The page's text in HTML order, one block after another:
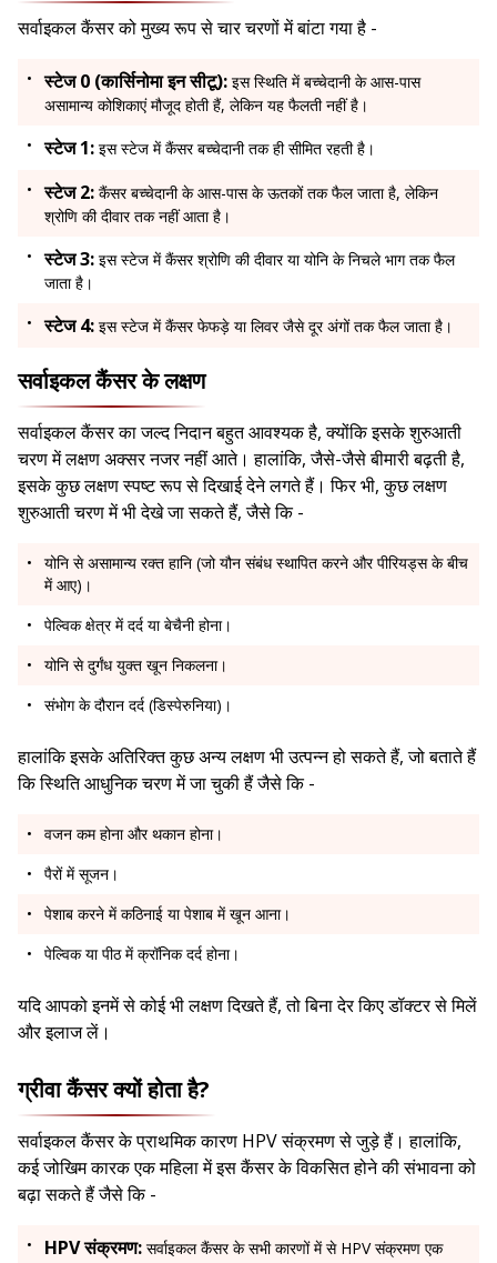
सर्वाइकल कैंसर को मुख्य रूप से चार चरणों में बांटा गया है -
स्टेज 0 (कार्सिनोमा इन सीटू): इस स्थिति में बच्चेदानी के आस-पास
असामान्य कोशिकाएं मौजूद होती हैं, लेकिन यह फैलती नहीं है।
स्टेज 1: इस स्टेज में कैंसर बच्चेदानी तक ही सीमित रहती है।
स्टेज 2: कैंसर बच्चेदानी के आस-पास के ऊतकों तक फैल जाता है, लेकिन
श्रोणि की दीवार तक नहीं आता है।
स्टेज 3: इस स्टेज में कैंसर श्रोणि की दीवार या योनि के निचले भाग तक फैल
जाता है।
स्टेज 4: इस स्टेज में कैंसर फेफड़े या लिवर जैसे दूर अंगों तक फैल जाता है।
सर्वाइकल कैंसर के लक्षण
सर्वाइकल कैंसर का जल्द निदान बहुत आवश्यक है, क्योंकि इसके शुरुआती
चरण में लक्षण अक्सर नजर नहीं आते। हालांकि, जैसे-जैसे बीमारी बढ़ती है,
इसके कुछ लक्षण स्पष्ट रूप से दिखाई देने लगते हैं। फिर भी, कुछ लक्षण
शुरुआती चरण में भी देखे जा सकते हैं, जैसे कि -
योनि से असामान्य रक्त हानि (जो यौन संबंध स्थापित करने और पीरियड्स के बीच
में आए)।
पेल्विक क्षेत्र में दर्द या बेचैनी होना।
योनि से दुर्गंध युक्त खून निकलना।
संभोग के दौरान दर्द (डिस्पेरुनिया)।
हालांकि इसके अतिरिक्त कुछ अन्य लक्षण भी उत्पन्न हो सकते हैं, जो बताते हैं
कि स्थिति आधुनिक चरण में जा चुकी हैं जैसे कि -
वजन कम होना और थकान होना।
पैरों में सूजन।
पेशाब करने में कठिनाई या पेशाब में खून आना।
पेल्विक या पीठ में क्रॉनिक दर्द होना।
यदि आपको इनमें से कोई भी लक्षण दिखते हैं, तो बिना देर किए डॉक्टर से मिलें
और इलाज लें।
ग्रीवा कैंसर क्यों होता है?
सर्वाइकल कैंसर के प्राथमिक कारण HPV संक्रमण से जुड़े हैं। हालांकि,
कई जोखिम कारक एक महिला में इस कैंसर के विकसित होने की संभावना को
बढ़ा सकते हैं जैसे कि -
HPV संक्रमण: सर्वाइकल कैंसर के सभी कारणों में से HPV संक्रमण एक